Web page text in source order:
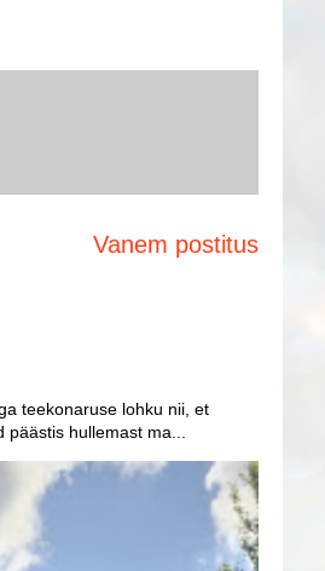
Vanem postitus
teekonaruse lohku nii, et
hullemast ma...